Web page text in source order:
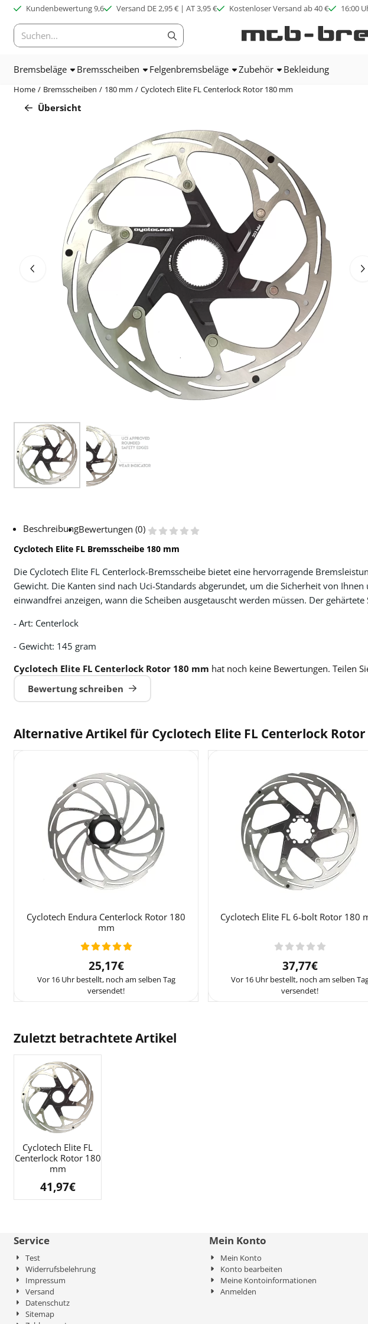
Cookie-Einstellungen verfügbar. Einstellungen wählen oder alle Cookies zulassen.
Kundenbewertung 9,6 Versand DE 2,95 € | AT 3,95 € Kostenloser Versand ab 40 € 16:00
Suche
Bremsbeläge Bremsscheiben Felgenbremsbeläge Zubehör Bekleidung
Home / Bremsscheiben / 180 mm / Cyclotech Elite FL Centerlock Rotor 180 mm
Übersicht
BeschreibungBewertungen (0)
Cyclotech Elite FL Bremsscheibe 180 mm
Die Cyclotech Elite FL Centerlock-Bremsscheibe bietet eine hervorragende
Gewicht. Die Kanten sind nach Uci-Standards abgerundet, um die Sicherheit von
einwandfrei anzeigen, wann die Scheiben ausgetauscht werden müssen. Der
- Art: Centerlock
- Gewicht: 145 gram
Cyclotech Elite FL Centerlock Rotor 180 mm hat noch keine Bewertungen. Teilen
Bewertung schreiben
Alternative Artikel für Cyclotech Elite FL Centerlock
Cyclotech Endura Centerlock Rotor 180
mm
Preis: 25,17
25,17€
Vor 16 Uhr bestellt, noch am selben Tag
versendet!
Cyclotech Elite FL 6-bolt Rotor 180
Preis: 37,77
37,77€
Vor 16 Uhr bestellt, noch am selben
versendet!
Zuletzt betrachtete Artikel
Cyclotech Elite FL
Centerlock Rotor 180
mm
41,97€
Service
Test
Widerrufsbelehrung
Impressum
Versand
Datenschutz
Sitemap
Mein Konto
Mein Konto
Konto bearbeiten
Meine Kontoinformationen
Anmelden